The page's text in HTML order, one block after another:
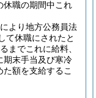
休職の期間中これ
より地方公務員法
て休職にされたと
までこれに給料、
期末手当及び寒冷
額を支給するこ